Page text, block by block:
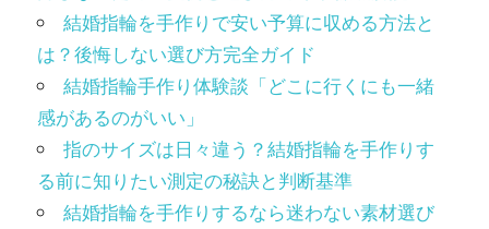
結婚指輪を手作りで安い予算に収める方法と
は？後悔しない選び方完全ガイド
結婚指輪手作り体験談「どこに行くにも一緒
感があるのがいい」
指のサイズは日々違う？結婚指輪を手作りす
る前に知りたい測定の秘訣と判断基準
結婚指輪を手作りするなら迷わない素材選び